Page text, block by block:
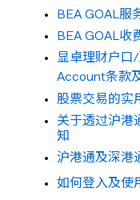
BEA GOAL服
BEA GOAL收
显卓理财户口
Account条款
股票交易的实
关于透过沪港
知
沪港通及深港
如何登入及使